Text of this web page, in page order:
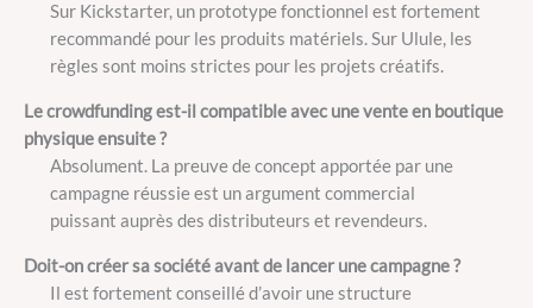
Sur Kickstarter, un prototype fonctionnel est fortement
recommandé pour les produits matériels. Sur Ulule, les
règles sont moins strictes pour les projets créatifs.
Le crowdfunding est-il compatible avec une vente en boutique
physique ensuite ?
Absolument. La preuve de concept apportée par une
campagne réussie est un argument commercial
puissant auprès des distributeurs et revendeurs.
Doit-on créer sa société avant de lancer une campagne ?
Il est fortement conseillé d’avoir une structure